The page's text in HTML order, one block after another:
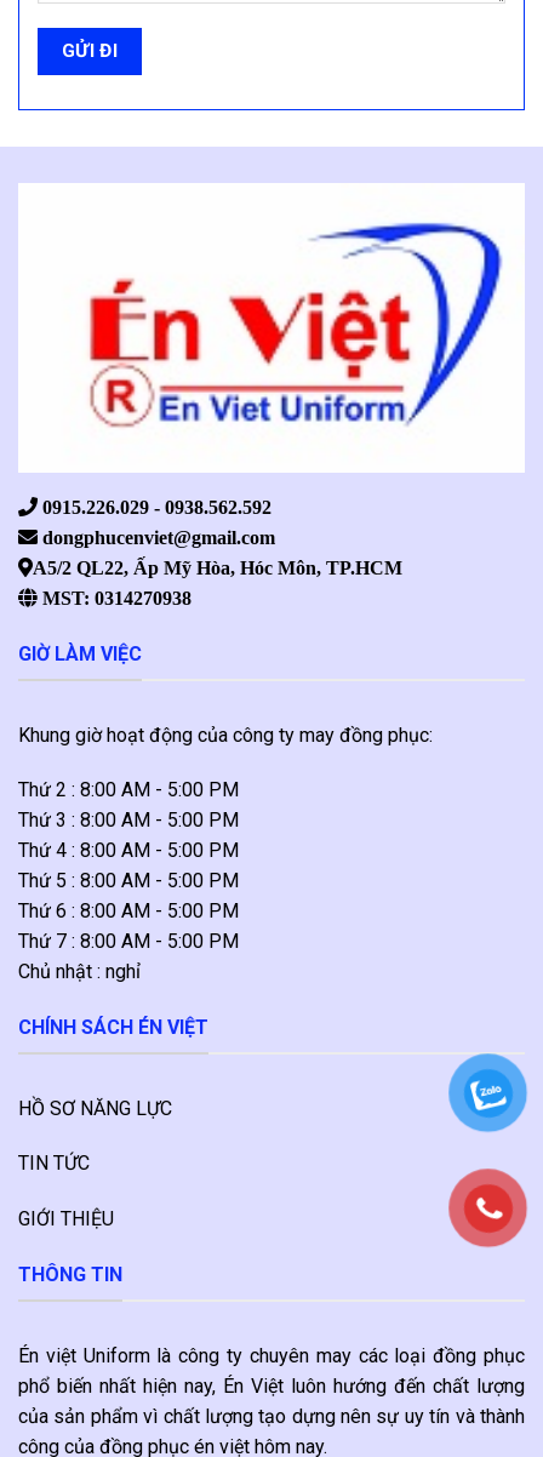
0915.226.029 - 0938.562.592
dongphucenviet@gmail.com
A5/2 QL22, Ấp Mỹ Hòa, Hóc Môn, TP.HCM
MST: 0314270938
GIỜ LÀM VIỆC
Khung giờ hoạt động của công ty may đồng phục:
Thứ 2 : 8:00 AM - 5:00 PM
Thứ 3 : 8:00 AM - 5:00 PM
Thứ 4 : 8:00 AM - 5:00 PM
Thứ 5 : 8:00 AM - 5:00 PM
Thứ 6 : 8:00 AM - 5:00 PM
Thứ 7 : 8:00 AM - 5:00 PM
Chủ nhật : nghỉ
CHÍNH SÁCH ÉN VIỆT
HỒ SƠ NĂNG LỰC
TIN TỨC
GIỚI THIỆU
THÔNG TIN
Én việt Uniform là công ty chuyên may các loại đồng phục
phổ biến nhất hiện nay, Én Việt luôn hướng đến chất lượng
của sản phẩm vì chất lượng tạo dựng nên sự uy tín và thành
công của đồng phục én việt hôm nay.